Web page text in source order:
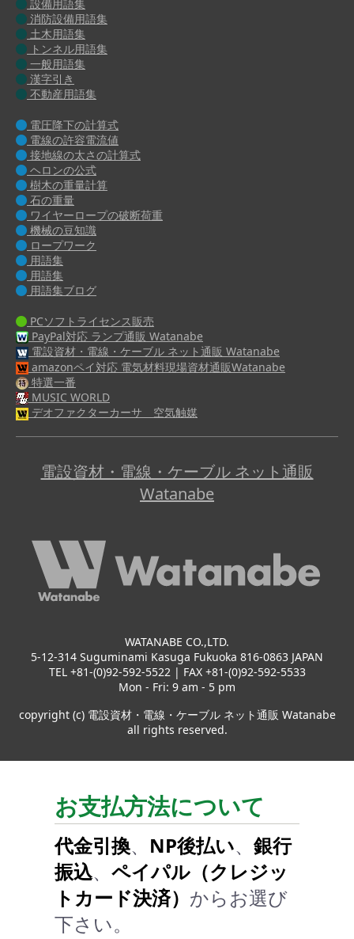
設備用語集
消防設備用語集
土木用語集
トンネル用語集
一般用語集
漢字引き
不動産用語集
電圧降下の計算式
電線の許容電流値
接地線の太さの計算式
ヘロンの公式
樹木の重量計算
石の重量
ワイヤーロープの破断荷重
機械の豆知識
ロープワーク
用語集
用語集
用語集ブログ
PCソフトライセンス販売
PayPal対応 ランプ通販 Watanabe
電設資材・電線・ケーブル ネット通販 Watanabe
amazonペイ対応 電気材料現場資材通販Watanabe
特選一番
MUSIC WORLD
デオファクターカーサ 空気触媒
電設資材・電線・ケーブル ネット通販
Watanabe
WATANABE CO.,LTD.
5-12-314 Suguminami Kasuga Fukuoka 816-0863 JAPAN
TEL +81-(0)92-592-5522 | FAX +81-(0)92-592-5533
Mon - Fri: 9 am - 5 pm
copyright (c) 電設資材・電線・ケーブル ネット通販 Watanabe
all rights reserved.
お支払方法について
代金引換、 NP後払い、 銀行
振込、 ペイパル（クレジッ
トカード決済） からお選び
下さい。